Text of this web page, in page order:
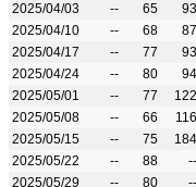
2025/04/03
-- 65 93
2025/04/10
-- 68 87
2025/04/17
-- 77 93
2025/04/24
-- 80 94
2025/05/01
-- 77 122
2025/05/08
-- 66 116
2025/05/15
-- 75 184
2025/05/22
-- 88 --
2025/05/29
-- 80 --